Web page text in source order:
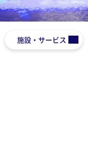
施設・サービス